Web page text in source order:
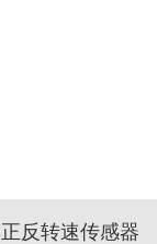
反转速传感器